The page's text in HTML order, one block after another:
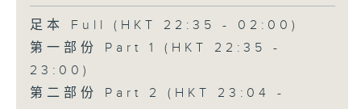
足本 Full (HKT 22:35 - 02:00)
第一部份 Part 1 (HKT 22:35 -
23:00)
第二部份 Part 2 (HKT 23:04 -